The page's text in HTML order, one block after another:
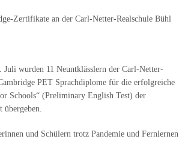
Zertifikate an der Carl-Netter-Realschule Bühl
Juli wurden 11 Neuntklässlern der Carl-Netter-
PET Sprachdiplome für die erfolgreiche
Schools“ (Preliminary English Test) der
übergeben.
und Schülern trotz Pandemie und Fernlernen